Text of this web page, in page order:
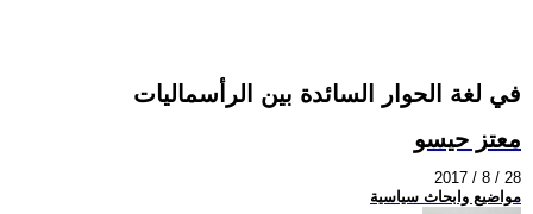
في لغة الحوار السائدة بين الرأسماليات
معتز حيسو
2017 / 8 / 28
مواضيع وابحاث سياسية